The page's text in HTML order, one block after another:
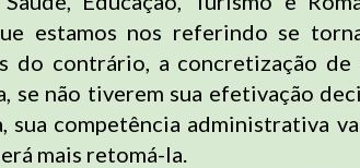
estamos nos referindo se
do contrário, a concretização de
se não tiverem sua efetivação
sua competência administrativa
mais retomá-la.